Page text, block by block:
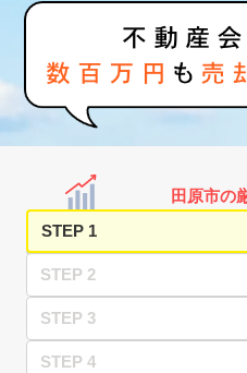
田原市の
STEP 1
STEP 2
STEP 3
STEP 4
不動産の売却・一括査定
家査定シミュレーター
お問い合わせ